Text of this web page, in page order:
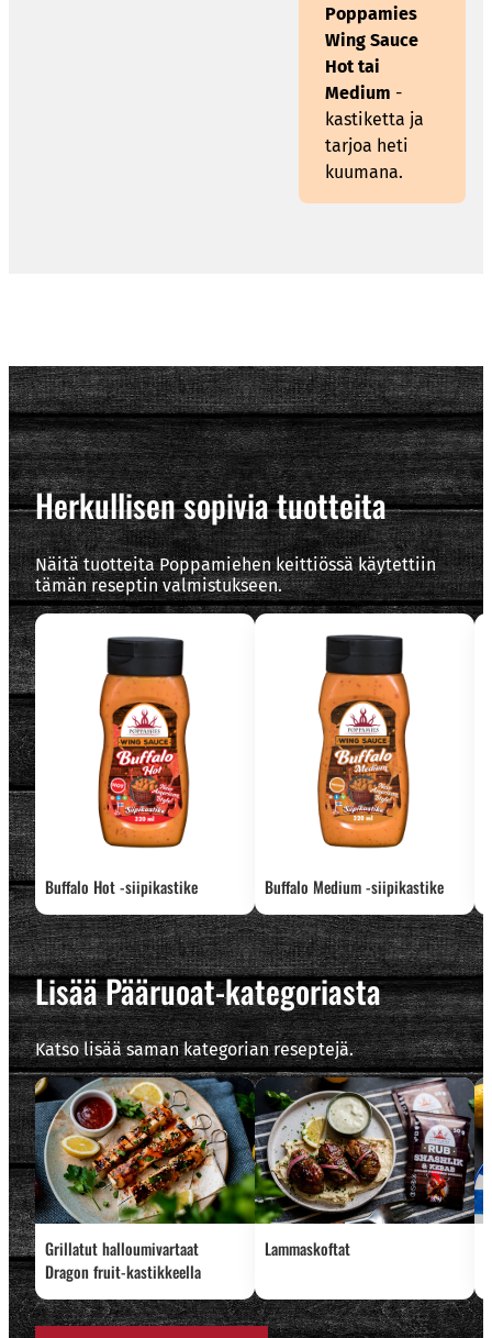
Poppamies
Wing Sauce
Hot tai
Medium -
kastiketta ja
tarjoa heti
kuumana.
Herkullisen sopivia tuotteita
Näitä tuotteita Poppamiehen keittiössä käytettiin
tämän reseptin valmistukseen.
Buffalo Hot -siipikastike Buffalo Medium -siipikastike
Lisää Pääruoat-kategoriasta
Katso lisää saman kategorian reseptejä.
Grillatut halloumivartaat
Dragon fruit-kastikkeella
Lammaskoftat